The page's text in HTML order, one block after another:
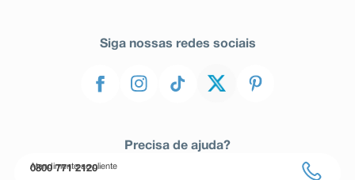
Siga nossas redes sociais
Precisa de ajuda?
Atendimento ao cliente
0800 771 2120